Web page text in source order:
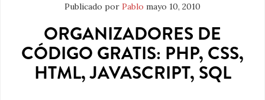
Publicado por Pablo mayo 10, 2010
ORGANIZADORES DE
CÓDIGO GRATIS: PHP, CSS,
HTML, JAVASCRIPT, SQL